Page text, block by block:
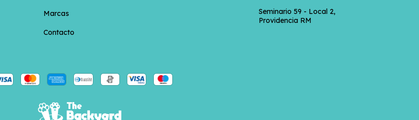
Marcas
Contacto
Seminario 59 - Local 2,
Providencia RM